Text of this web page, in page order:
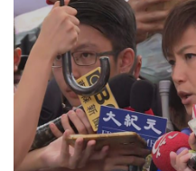
反而要坐牢，這種規定合
嗎？